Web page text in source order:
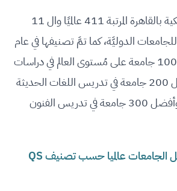
تحتلّ الجامعة الأمريكية بالقاهرة المرتبة 411 عالميًا وال 11
عربيًا في تصنيف QS للجامعات الدوليَّة، كما تمَّ تصنيفها في عام
2026 ضمن أفضل 100 جامعة على مُستوى العالم في دراسات
التَّنمية، وضمن أفضل 200 جامعة في تدريس اللغات الحديثة
والهندسة المعماريَّة، وأفضل 300 جامعة في تدريس الفنون
أفضل الجامعات عالميا حسب تصنيف QS